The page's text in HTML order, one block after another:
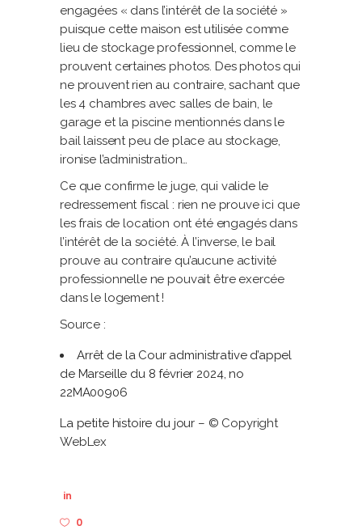
engagées « dans l’intérêt de la société »
puisque cette maison est utilisée comme
lieu de stockage professionnel, comme le
prouvent certaines photos. Des photos qui
ne prouvent rien au contraire, sachant que
les 4 chambres avec salles de bain, le
garage et la piscine mentionnés dans le
bail laissent peu de place au stockage,
ironise l’administration…
Ce que confirme le juge, qui valide le
redressement fiscal : rien ne prouve ici que
les frais de location ont été engagés dans
l’intérêt de la société. À l’inverse, le bail
prouve au contraire qu’aucune activité
professionnelle ne pouvait être exercée
dans le logement !
Source :
Arrêt de la Cour administrative d’appel
de Marseille du 8 février 2024, no
22MA00906
La petite histoire du jour – © Copyright
WebLex
in
0